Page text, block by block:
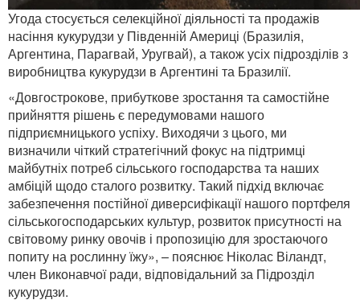
Угода стосується селекційної діяльності та продажів
насіння кукурудзи у Південній Америці (Бразилія,
Аргентина, Парагвай, Уругвай), а також усіх підрозділів з
виробництва кукурудзи в Аргентині та Бразилії.
«Довгострокове, прибуткове зростання та самостійне
прийняття рішень є передумовами нашого
підприємницького успіху. Виходячи з цього, ми
визначили чіткий стратегічний фокус на підтримці
майбутніх потреб сільського господарства та наших
амбіцій щодо сталого розвитку. Такий підхід включає
забезпечення постійної диверсифікації нашого портфеля
сільськогосподарських культур, розвиток присутності на
світовому ринку овочів і пропозицію для зростаючого
попиту на рослинну їжу», – пояснює Ніколас Віландт,
член Виконавчої ради, відповідальний за Підрозділ
кукурудзи.